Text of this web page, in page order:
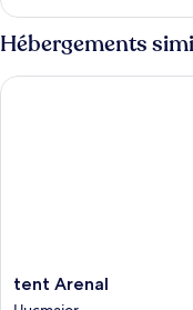
le
type
de
chambre
Chambre
Hébergements
tent
Arenal
tent Arenal
tent Arenal